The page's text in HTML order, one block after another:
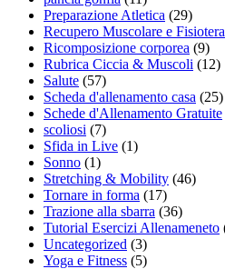
Preparazione Atletica (29)
Recupero Muscolare e
Ricomposizione corporea (9)
Rubrica Ciccia & Muscoli (12)
Salute (57)
Scheda d'allenamento casa (25)
Schede d'Allenamento Gratuite
scoliosi (7)
Sfida in Live (1)
Sonno (1)
Stretching & Mobility (46)
Tornare in forma (17)
Trazione alla sbarra (36)
Tutorial Esercizi Allenameneto
Uncategorized (3)
Yoga e Fitness (5)